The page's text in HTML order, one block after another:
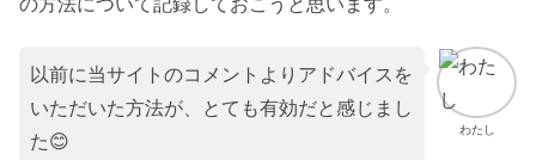
わたし
以前に当サイトのコメントよりアドバイスを
いただいた方法が、とても有効だと感じまし
た😊